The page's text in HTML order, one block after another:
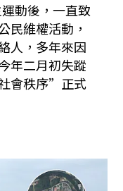
動後，一直致
民維權活動，
人，多年來因
年二月初失蹤
會秩序”正式